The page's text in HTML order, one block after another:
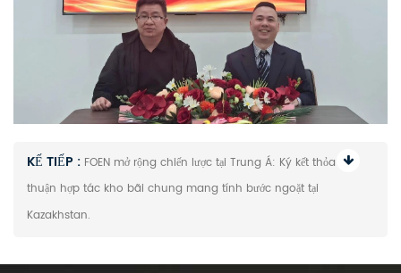
KẾ TIẾP : FOEN mở rộng chiến lược tại Trung Á: Ký kết thỏa
thuận hợp tác kho bãi chung mang tính bước ngoặt tại
Kazakhstan.